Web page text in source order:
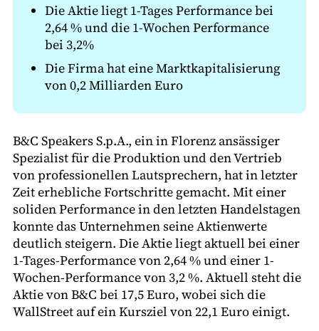
Die Aktie liegt 1-Tages Performance bei
2,64 % und die 1-Wochen Performance
bei 3,2%
Die Firma hat eine Marktkapitalisierung
von 0,2 Milliarden Euro
B&C Speakers S.p.A., ein in Florenz ansässiger
Spezialist für die Produktion und den Vertrieb
von professionellen Lautsprechern, hat in letzter
Zeit erhebliche Fortschritte gemacht. Mit einer
soliden Performance in den letzten Handelstagen
konnte das Unternehmen seine Aktienwerte
deutlich steigern. Die Aktie liegt aktuell bei einer
1-Tages-Performance von 2,64 % und einer 1-
Wochen-Performance von 3,2 %. Aktuell steht die
Aktie von B&C bei 17,5 Euro, wobei sich die
WallStreet auf ein Kursziel von 22,1 Euro einigt.